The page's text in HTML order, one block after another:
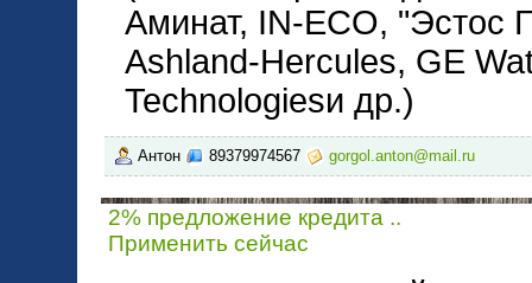
Аминат, IN-ECO, "Эстос
Ashland-Hercules, GE
Technologiesи др.)
Антон 89379974567 gorgol.anton@mail.ru
2% предложение кредита ..
Применить сейчас